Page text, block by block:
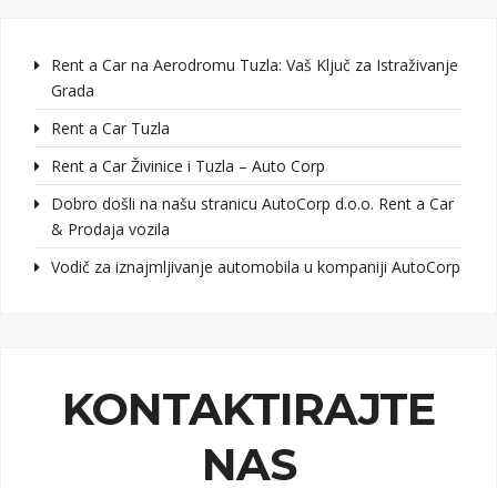
Rent a Car na Aerodromu Tuzla: Vaš Ključ za Istraživanje
Grada
Rent a Car Tuzla
Rent a Car Živinice i Tuzla – Auto Corp
Dobro došli na našu stranicu AutoCorp d.o.o. Rent a Car
& Prodaja vozila
Vodič za iznajmljivanje automobila u kompaniji AutoCorp
KONTAKTIRAJTE
NAS